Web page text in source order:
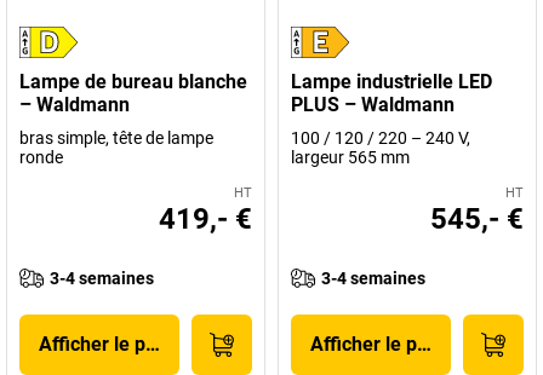
Lampe de bureau blanche
– Waldmann
bras simple, tête de lampe
ronde
HT
419,- €
3-4 semaines
Afficher le produit
Lampe industrielle LED
PLUS – Waldmann
100 / 120 / 220 – 240 V,
largeur 565 mm
HT
545,- €
3-4 semaines
Afficher le produit